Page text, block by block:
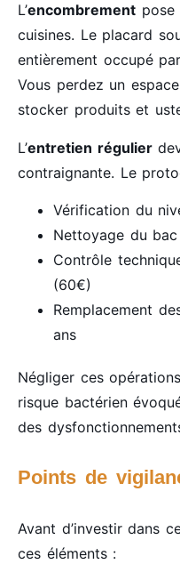
L’encombrement
cuisines. Le placard
entièrement occupé
Vous perdez un
stocker produits et
L’entretien régulier
contraignante. Le
Vérification du
Nettoyage du
Contrôle
(60€)
Remplacement
ans
Négliger ces
risque bactérien
des
Points de
Avant d’investir dans
ces éléments :